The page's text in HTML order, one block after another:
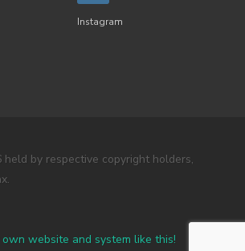
Instagram
by respective copyright holders,
own website and system like this!